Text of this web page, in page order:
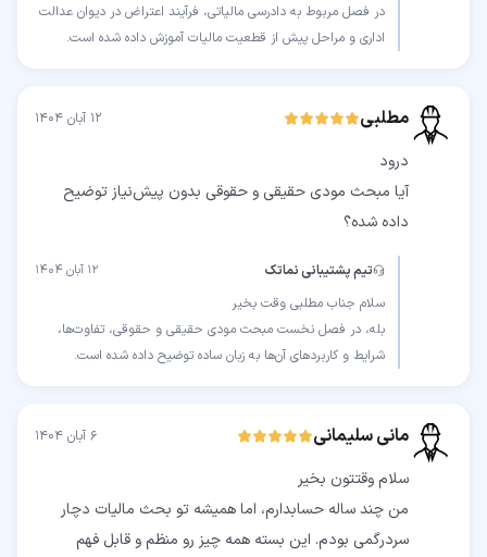
در فصل مربوط به دادرسی مالیاتی، فرآیند اعتراض در دیوان عدالت
اداری و مراحل پیش از قطعیت مالیات آموزش داده شده است.
مطلبی ۱۲ آبان ۱۴۰۴
آیا مبحث مودی حقیقی و حقوقی بدون پیش‌نیاز توضیح
داده شده؟
تیم پشتیبانی نماتک ۱۲ آبان ۱۴۰۴
بله، در فصل نخست مبحث مودی حقیقی و حقوقی، تفاوت‌ها،
شرایط و کاربردهای آن‌ها به زبان ساده توضیح داده شده است.
مانی سلیمانی ۶ آبان ۱۴۰۴
من چند ساله حسابدارم، اما همیشه تو بحث مالیات دچار
سردرگمی بودم. این بسته همه چیز رو منظم و قابل فهم